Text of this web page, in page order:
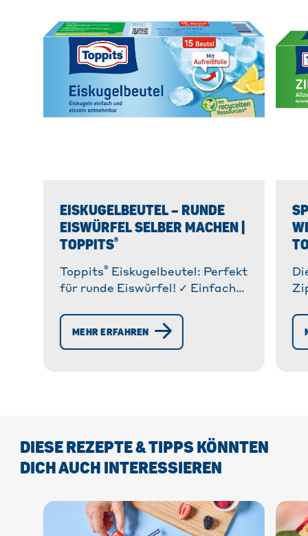
EISKUGELBEUTEL – RUNDE
EISWÜRFEL SELBER MACHEN |
TOPPITS®
Toppits® Eiskugelbeutel: Perfekt
für runde Eiswürfel! ✓ Einfach
aufbereitete Reststoffe » Jetzt
entdecken!
MEHR ERFAHREN
DIESE REZEPTE & TIPPS KÖNNTEN
DICH AUCH INTERESSIEREN